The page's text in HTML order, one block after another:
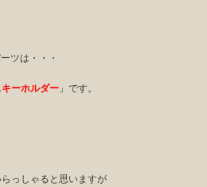
ツは・・・
ーホルダー 」です。
っしゃると思いますが